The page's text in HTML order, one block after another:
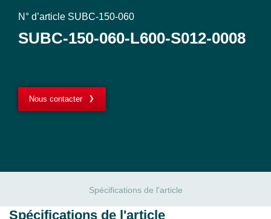
N° d’article SUBC-150-060
SUBC-150-060-L600-S012-0008
Nous contacter
Spécifications de l'article
Spécifications de l'article